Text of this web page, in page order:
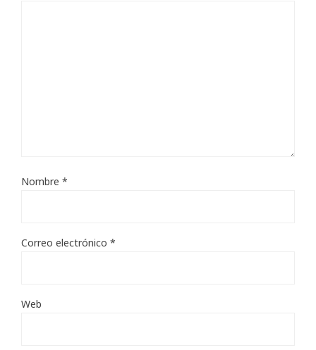
Nombre *
Correo electrónico *
Web